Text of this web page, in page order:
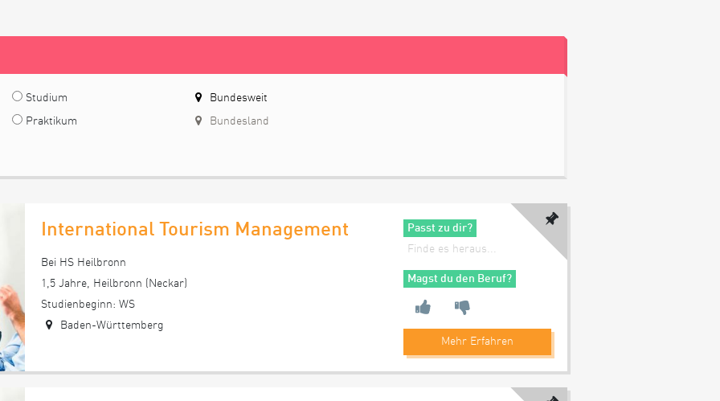
Studium
Praktikum
Bundesweit
Bundesland
International Tourism Management
Bei HS Heilbronn
1,5 Jahre, Heilbronn (Neckar)
Studienbeginn: WS
Baden-Württemberg
Passt zu dir?
Finde es heraus...
Magst du den Beruf?
Mehr Erfahren